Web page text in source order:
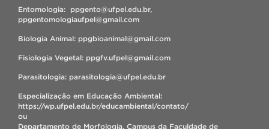
Entomologia: ppgento@ufpel.edu.br,
ppgentomologiaufpel@gmail.com
Biologia Animal: ppgbioanimal@gmail.com
Fisiologia Vegetal: ppgfv.ufpel@gmail.com
Parasitologia: parasitologia@ufpel.edu.br
Especialização em Educação Ambiental:
https://wp.ufpel.edu.br/educambiental/contato/
ou
Departamento de Morfologia, Campus da Faculdade de